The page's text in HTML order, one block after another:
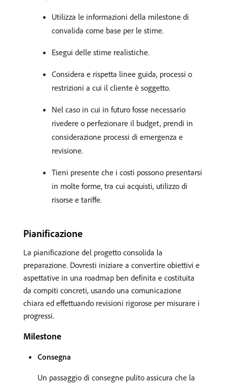
Utilizza le informazioni della milestone di
convalida come base per le stime.
Esegui delle stime realistiche.
Considera e rispetta linee guida, processi o
restrizioni a cui il cliente è soggetto.
Nel caso in cui in futuro fosse necessario
rivedere o perfezionare il budget, prendi in
considerazione processi di emergenza e
revisione.
Tieni presente che i costi possono presentarsi
in molte forme, tra cui acquisti, utilizzo di
risorse e tariffe.
Pianificazione
La pianificazione del progetto consolida la
preparazione. Dovresti iniziare a convertire obiettivi e
aspettative in una roadmap ben definita e costituita
da compiti concreti, usando una comunicazione
chiara ed effettuando revisioni rigorose per misurare i
progressi.
Milestone
Consegna
Un passaggio di consegne pulito assicura che la